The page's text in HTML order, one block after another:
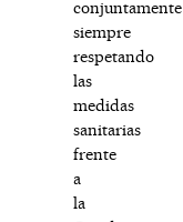
conjuntamente
siempre
respetando
las
medidas
sanitarias
frente
a
la